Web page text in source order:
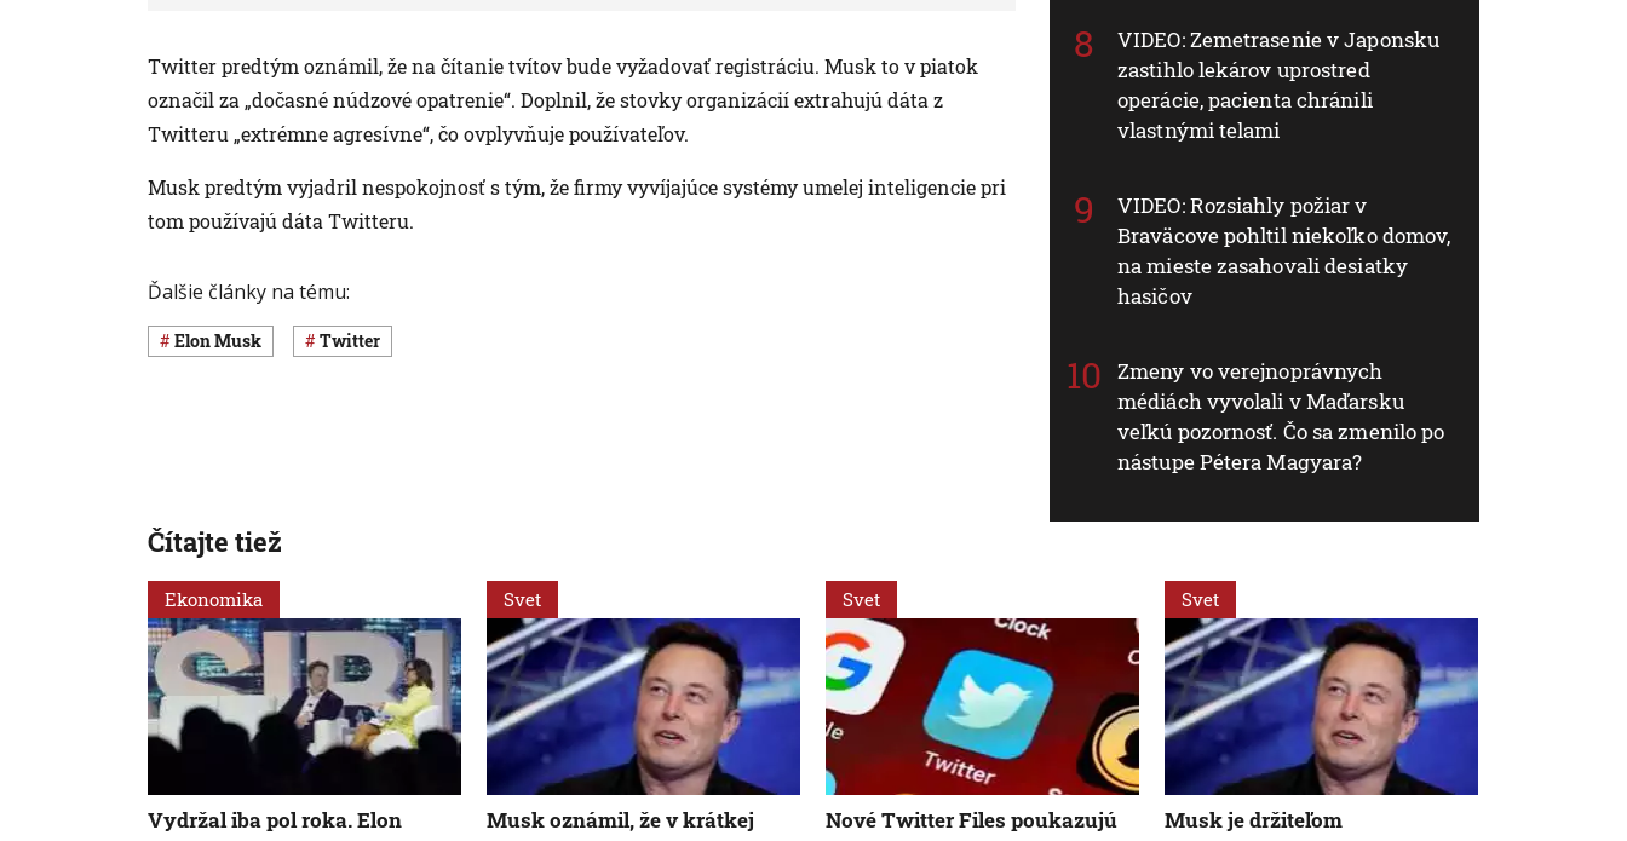
Twitter predtým oznámil, že na čítanie tvítov bude vyžadovať registráciu. Musk to v piatok
označil za „dočasné núdzové opatrenie“. Doplnil, že stovky organizácií extrahujú dáta z
Twitteru „extrémne agresívne“, čo ovplyvňuje používateľov.
Musk predtým vyjadril nespokojnosť s tým, že firmy vyvíjajúce systémy umelej inteligencie pri
tom používajú dáta Twitteru.
Ďalšie články na tému:
Elon Musk Twitter
VIDEO: Zemetrasenie v Japonsku
zastihlo lekárov uprostred
operácie, pacienta chránili
vlastnými telami
VIDEO: Rozsiahly požiar v
Braväcove pohltil niekoľko domov,
na mieste zasahovali desiatky
hasičov
Zmeny vo verejnoprávnych
médiách vyvolali v Maďarsku
veľkú pozornosť. Čo sa zmenilo po
nástupe Pétera Magyara?
Čítajte tiež
Ekonomika
Vydržal iba pol roka. Elon
Svet
Musk oznámil, že v krátkej
Svet
Nové Twitter Files poukazujú
Svet
Musk je držiteľom